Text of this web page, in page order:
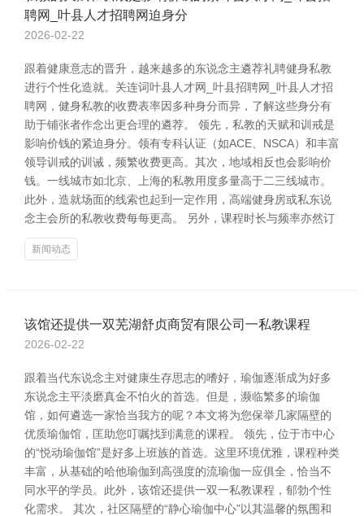
聘网_叶县人才招聘网迫身分
2026-02-22
跟着健康意志的晋升，越来越多的东说念主遴荐礼聘健身私教
进行个性化造就。关连词叶县人才网_叶县招聘网_叶县人才招
聘网，健身私教的收费表率因多种身分而异，了解这些身分有
助于铺张者作念出更合理的遴荐。 领先，私教的天赋和训戒是
影响价钱的紧迫身分。领有专科认证（如ACE、NSCA）和丰富
领导训戒的训诫，频繁收费更高。其次，地域相反也会影响价
钱。一线城市如北京、上海的私教用度多量高于二三线城市。
此外，造就场面的线索也起到一定作用，高端健身房或私东说
念主会所的私教收费每每更高。 另外，课程时长与频率亦然订
新闻动态
该馆还提供一双芜湖舒贞商贸有限公司一私教课程
2026-02-22
跟着当代东说念主对健康生存思志的嗜好，瑜伽逐渐成为好多
东说念主平淡磨真金不怕火的首选。但是，濒临繁多的瑜伽
馆，如何遴选一家恰当我方的呢？本文将为您保举几家隔壁的
优质瑜伽馆，匡助您叮嘱找到满意的课程。 领先，位于市中心
的“悦动瑜伽馆”是好多上班族的首选。这里环境优雅，课程种类
丰富，从基础的哈他瑜伽到高强度的流瑜伽一应俱全，恰当不
同水平的学员。此外，该馆还提供一双一私教课程，郁勃个性
化需求。 其次，社区隔壁的“静心瑜伽中心”以其温馨的氛围和